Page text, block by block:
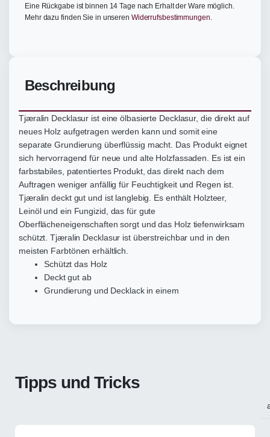
Eine Rückgabe ist binnen 14 Tage nach Erhalt der Ware möglich.
Mehr dazu finden Sie in unseren Widerrufsbestimmungen.
Beschreibung
Tjæralin Decklasur ist eine ölbasierte Decklasur, die direkt auf
neues Holz aufgetragen werden kann und somit eine
separate Grundierung überflüssig macht. Das Produkt eignet
sich hervorragend für neue und alte Holzfassaden. Es ist ein
farbstabiles, patentiertes Produkt, das direkt nach dem
Auftragen weniger anfällig für Feuchtigkeit und Regen ist.
Tjæralin deckt gut und ist langlebig. Es enthält Holzteer,
Leinöl und ein Fungizid, das für gute
Oberflächeneigenschaften sorgt und das Holz tiefenwirksam
schützt. Tjæralin Decklasur ist überstreichbar und in den
meisten Farbtönen erhältlich.
Schützt das Holz
Deckt gut ab
Grundierung und Decklack in einem
Tipps und Tricks